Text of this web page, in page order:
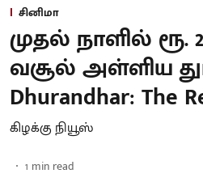
சினிமா
முதல் நாளில் ரூ.
வசூல் அள்ளிய
Dhurandhar: The
கிழக்கு நியூஸ்
1 min read